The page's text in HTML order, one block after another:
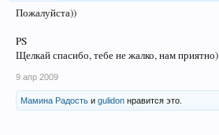
Пожалуйста))
PS
Щелкай спасибо, тебе не жалко, нам приятно)
9 апр 2009
Мамина Радость и gulidon нравится это.